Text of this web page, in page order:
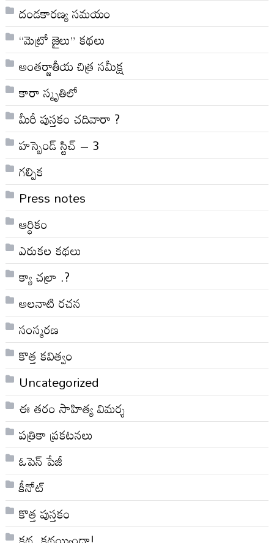
దండకారణ్య సమయం
“మెట్రో జైలు” కథలు
అంతర్జాతీయ చిత్ర సమీక్ష
కారా స్మృతిలో
మీరీ పుస్తకం చదివారా ?
హస్బెండ్ స్టిచ్ – 3
గల్పిక
Press notes
ఆర్ధికం
ఎరుకల కథలు
క్యా చల్రా .?
అలనాటి రచన
సంస్మరణ
కొత్త కవిత్వం
Uncategorized
ఈ తరం సాహిత్య విమర్శ
పత్రికా ప్రకటనలు
ఓపెన్ పేజీ
కీనోట్
కొత్త పుస్తకం